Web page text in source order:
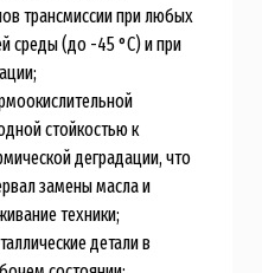
трансмиссии при любых
среды (до -45 °C) и при
стойкостью к
деградации, что
замены масла и
техники;
детали в